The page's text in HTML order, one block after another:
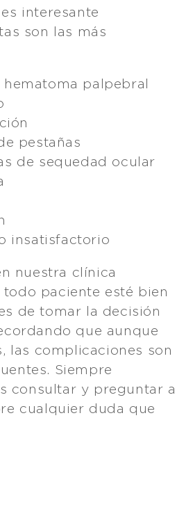
interesante
son las más
hematoma palpebral
pestañas
de sequedad ocular
insatisfactorio
nuestra clínica
paciente esté bien
de tomar la decisión
que aunque
las complicaciones son
Siempre
consultar y preguntar a
cualquier duda que